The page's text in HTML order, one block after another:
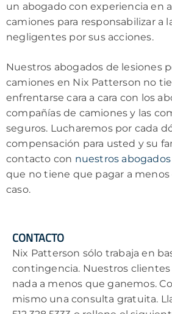
un abogado con experiencia en
camiones para responsabilizar a
negligentes por sus acciones.
Nuestros abogados de lesiones
camiones en Nix Patterson no
enfrentarse cara a cara con los
compañías de camiones y las
seguros. Lucharemos por cada
compensación para usted y su
contacto con nuestros
que no tiene que pagar a
caso.
CONTACTO
Nix Patterson sólo trabaja en
contingencia. Nuestros
nada a menos que ganemos.
mismo una consulta gratuita.